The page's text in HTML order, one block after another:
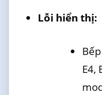
Lỗi hiển thị:
E4,